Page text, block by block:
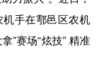
手在鄠邑区农机
”赛场“炫技” 精准